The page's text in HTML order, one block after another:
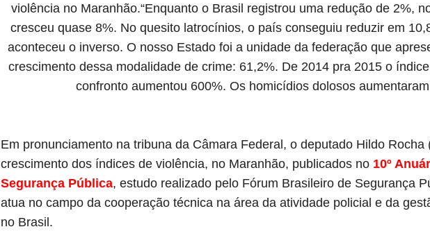
violência no Maranhão.“Enquanto o Brasil registrou uma redução de 2%,
cresceu quase 8%. No quesito latrocínios, o país conseguiu reduzir em
aconteceu o inverso. O nosso Estado foi a unidade da federação que
crescimento dessa modalidade de crime: 61,2%. De 2014 pra 2015 o
confronto aumentou 600%. Os homicídios dolosos
Em pronunciamento na tribuna da Câmara Federal, o deputado Hildo
crescimento dos índices de violência, no Maranhão, publicados no 10º
Segurança Pública, estudo realizado pelo Fórum Brasileiro de Segurança
atua no campo da cooperação técnica na área da atividade policial e da
no Brasil.